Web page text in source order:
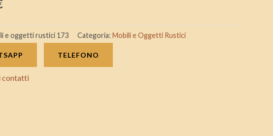
e oggetti rustici 173 Categoria: Mobili e Oggetti Rustici
TELEFONO
contatti